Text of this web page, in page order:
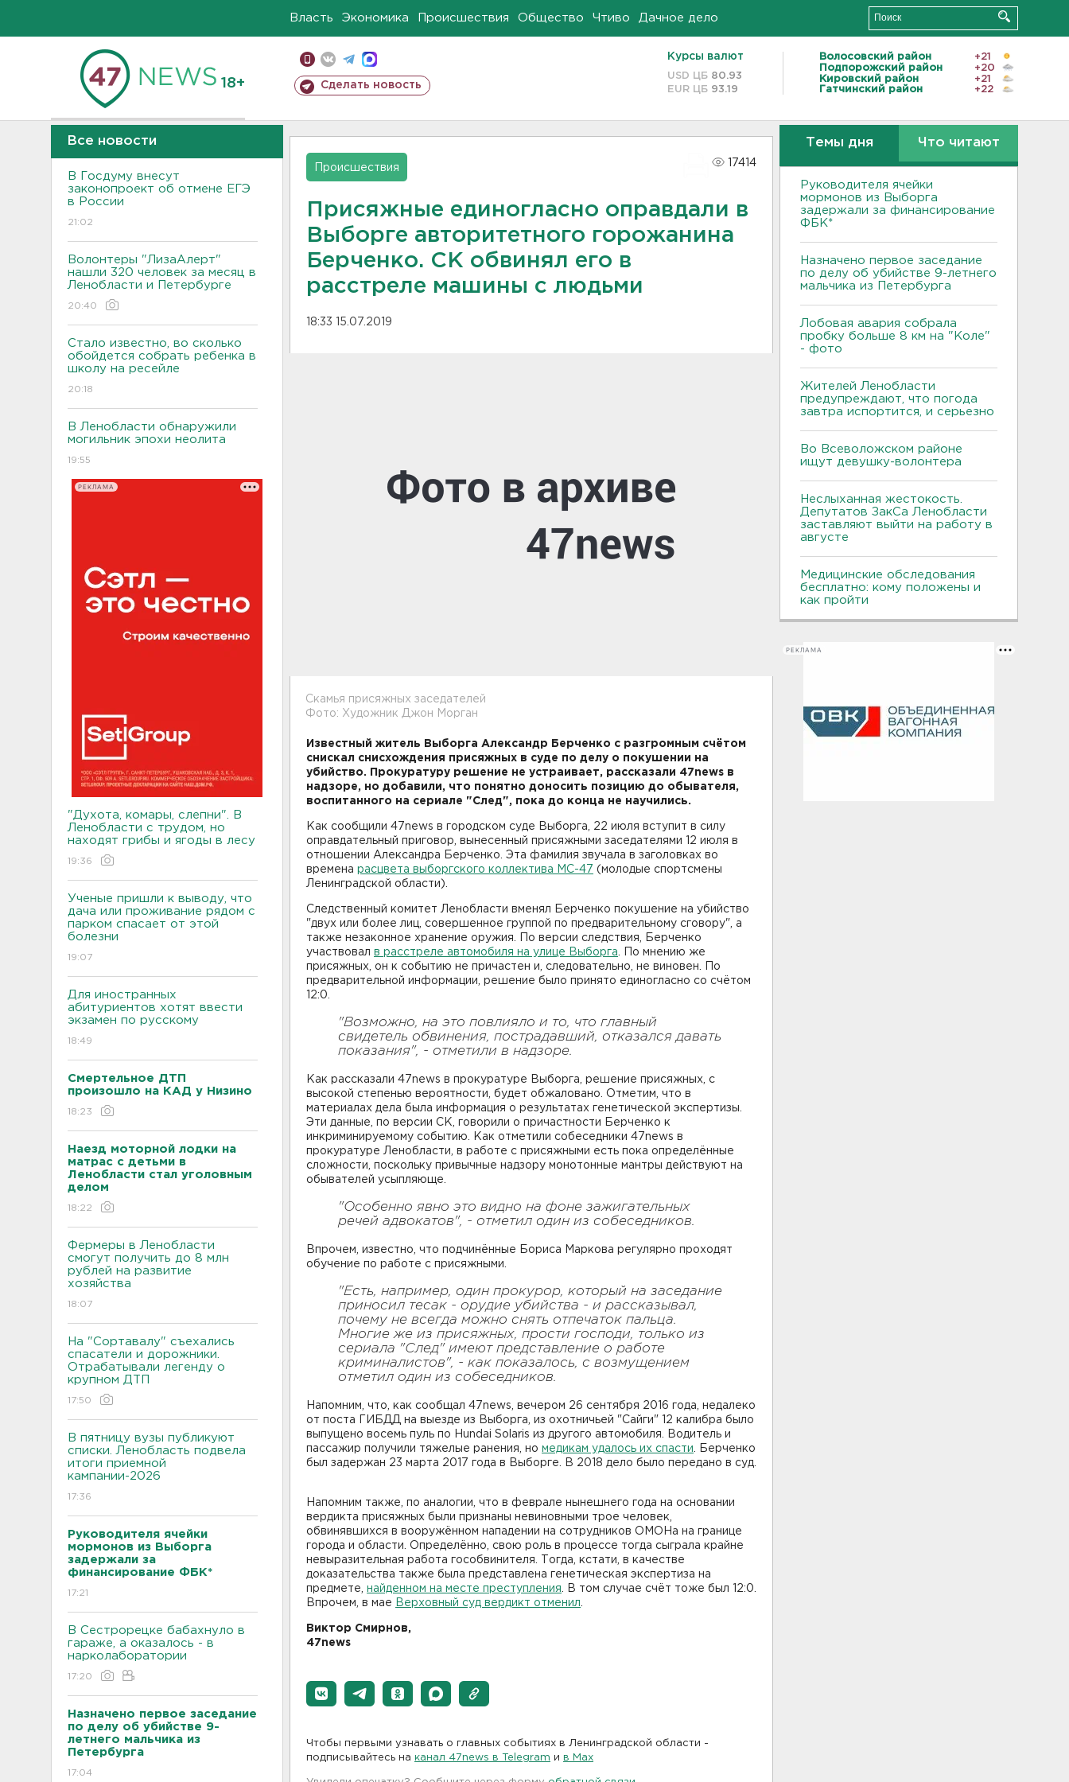
Власть Экономика Происшествия Общество Чтиво Дачное дело
18+ Сделать новость
Курсы валют
USD ЦБ 80.93
EUR ЦБ 93.19
Волосовский район
+21
Подпорожский район
+20
Кировский район
+21
Гатчинский район
+22
Все новости
В Госдуму внесут
законопроект об отмене ЕГЭ
в России
21:02
Волонтеры "ЛизаАлерт"
нашли 320 человек за месяц в
Ленобласти и Петербурге
20:40
Стало известно, во сколько
обойдется собрать ребенка в
школу на ресейле
20:18
В Ленобласти обнаружили
могильник эпохи неолита
19:55
РЕКЛАМА
"Духота, комары, слепни". В
Ленобласти с трудом, но
находят грибы и ягоды в лесу
19:36
Ученые пришли к выводу, что
дача или проживание рядом с
парком спасает от этой
болезни
19:07
Для иностранных
абитуриентов хотят ввести
экзамен по русскому
18:49
Смертельное ДТП
произошло на КАД у Низино
18:23
Наезд моторной лодки на
матрас с детьми в
Ленобласти стал уголовным
делом
18:22
Фермеры в Ленобласти
смогут получить до 8 млн
рублей на развитие
хозяйства
18:07
На "Сортавалу" съехались
спасатели и дорожники.
Отрабатывали легенду о
крупном ДТП
17:50
В пятницу вузы публикуют
списки. Ленобласть подвела
итоги приемной
кампании-2026
17:36
Руководителя ячейки
мормонов из Выборга
задержали за
финансирование ФБК*
17:21
В Сестрорецке бабахнуло в
гараже, а оказалось - в
нарколаборатории
17:20
Назначено первое заседание
по делу об убийстве 9-
летнего мальчика из
Петербурга
17:04
Происшествия
17414
Присяжные единогласно оправдали в
Выборге авторитетного горожанина
Берченко. СК обвинял его в
расстреле машины с людьми
18:33 15.07.2019
Скамья присяжных заседателей
Фото: Художник Джон Морган
Известный житель Выборга Александр Берченко с разгромным счётом
снискал снисхождения присяжных в суде по делу о покушении на
убийство. Прокуратуру решение не устраивает, рассказали 47news в
надзоре, но добавили, что понятно доносить позицию до обывателя,
воспитанного на сериале "След", пока до конца не научились.
Как сообщили 47news в городском суде Выборга, 22 июля вступит в силу
оправдательный приговор, вынесенный присяжными заседателями 12 июля в
отношении Александра Берченко. Эта фамилия звучала в заголовках во
времена расцвета выборгского коллектива МС-47 (молодые спортсмены
Ленинградской области).
Следственный комитет Ленобласти вменял Берченко покушение на убийство
"двух или более лиц, совершенное группой по предварительному сговору", а
также незаконное хранение оружия. По версии следствия, Берченко
участвовал в расстреле автомобиля на улице Выборга . По мнению же
присяжных, он к событию не причастен и, следовательно, не виновен. По
предварительной информации, решение было принято единогласно со счётом
12:0.
"Возможно, на это повлияло и то, что главный
свидетель обвинения, пострадавший, отказался давать
показания", - отметили в надзоре.
Как рассказали 47news в прокуратуре Выборга, решение присяжных, с
высокой степенью вероятности, будет обжаловано. Отметим, что в
материалах дела была информация о результатах генетической экспертизы.
Эти данные, по версии СК, говорили о причастности Берченко к
инкриминируемому событию. Как отметили собеседники 47news в
прокуратуре Ленобласти, в работе с присяжными есть пока определённые
сложности, поскольку привычные надзору монотонные мантры действуют на
обывателей усыпляюще.
"Особенно явно это видно на фоне зажигательных
речей адвокатов", - отметил один из собеседников.
Впрочем, известно, что подчинённые Бориса Маркова регулярно проходят
обучение по работе с присяжными.
"Есть, например, один прокурор, который на заседание
приносил тесак - орудие убийства - и рассказывал,
почему не всегда можно снять отпечаток пальца.
Многие же из присяжных, прости господи, только из
сериала "След" имеют представление о работе
криминалистов", - как показалось, с возмущением
отметил один из собеседников.
Напомним, что, как сообщал 47news, вечером 26 сентября 2016 года, недалеко
от поста ГИБДД на выезде из Выборга, из охотничьей "Сайги" 12 калибра было
выпущено восемь пуль по Hundai Solaris из другого автомобиля. Водитель и
пассажир получили тяжелые ранения, но медикам удалось их спасти . Берченко
был задержан 23 марта 2017 года в Выборге. В 2018 дело было передано в суд.
Напомним также, по аналогии, что в феврале нынешнего года на основании
вердикта присяжных были признаны невиновными трое человек,
обвинявшихся в вооружённом нападении на сотрудников ОМОНа на границе
города и области. Определённо, свою роль в процессе тогда сыграла крайне
невыразительная работа гособвинителя. Тогда, кстати, в качестве
доказательства также была представлена генетическая экспертиза на
предмете, найденном на месте преступления . В том случае счёт тоже был 12:0.
Впрочем, в мае
Верховный суд вердикт отменил
Виктор Смирнов,
47news
Чтобы первыми узнавать о главных событиях в Ленинградской области -
подписывайтесь на канал 47news в Telegram и в Maх
Темы дня Что читают
Руководителя ячейки
мормонов из Выборга
задержали за финансирование
ФБК*
Назначено первое заседание
по делу об убийстве 9-летнего
мальчика из Петербурга
Лобовая авария собрала
пробку больше 8 км на "Коле"
- фото
Жителей Ленобласти
предупреждают, что погода
завтра испортится, и серьезно
Во Всеволожском районе
ищут девушку-волонтера
Неслыханная жестокость.
Депутатов ЗакСа Ленобласти
заставляют выйти на работу в
августе
Медицинские обследования
бесплатно: кому положены и
как пройти
РЕКЛАМА